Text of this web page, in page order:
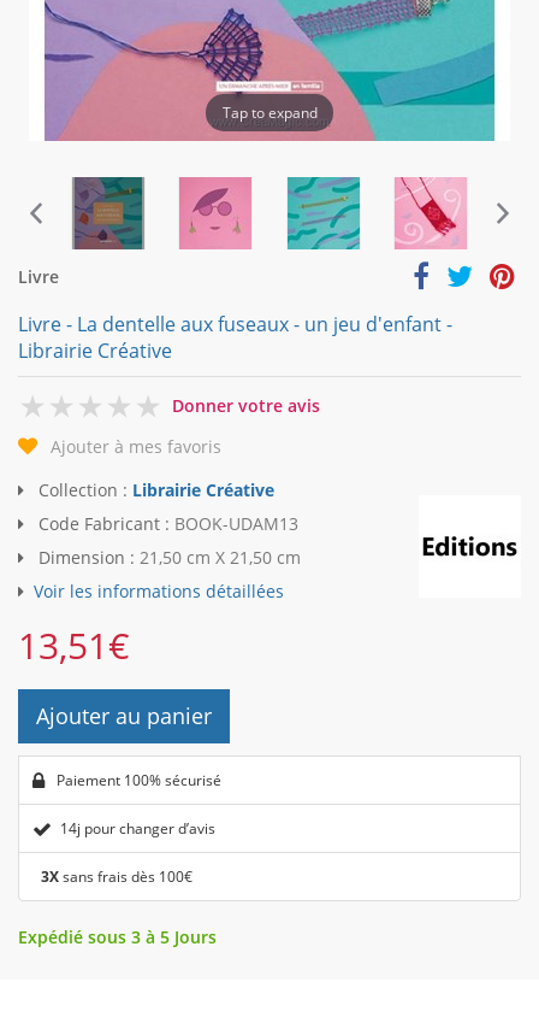
Tap to expand
Livre
Livre - La dentelle aux fuseaux - un jeu d'enfant -
Librairie Créative
0
Donner votre avis
Ajouter à mes favoris
Collection : Librairie Créative
Code Fabricant : BOOK-UDAM13
Dimension : 21,50 cm X 21,50 cm
Voir les informations détaillées
13,51€
Ajouter au panier
Paiement 100% sécurisé
14j pour changer d’avis
3Xsans frais dès 100€
Expédié sous 3 à 5 Jours